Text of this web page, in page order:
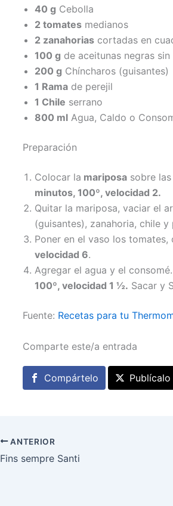
40 g Cebolla
2 tomates medianos
2 zanahorias cortadas en
100 g de aceitunas negras
200 g Chíncharos (guisantes)
1 Rama de perejil
1 Chile serrano
800 ml Agua, Caldo o
Preparación
Colocar la mariposa sobre
minutos, 100º, velocidad 2.
Quitar la mariposa, vaciar el
(guisantes), zanahoria, chile
Poner en el vaso los
velocidad 6.
Agregar el agua y el
100º, velocidad 1 ½. Sacar y
Fuente: Recetas para tu
Comparte este/a entrada
Compártelo Publícalo
ANTERIOR
Fins sempre Santi